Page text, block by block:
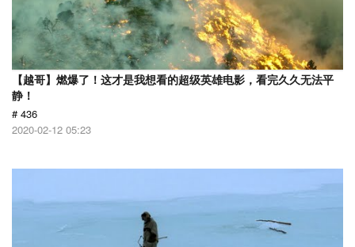
【越哥】燃爆了！这才是我想看的超级英雄电影，看完久久无法平
静！
# 436
2020-02-12 05:23